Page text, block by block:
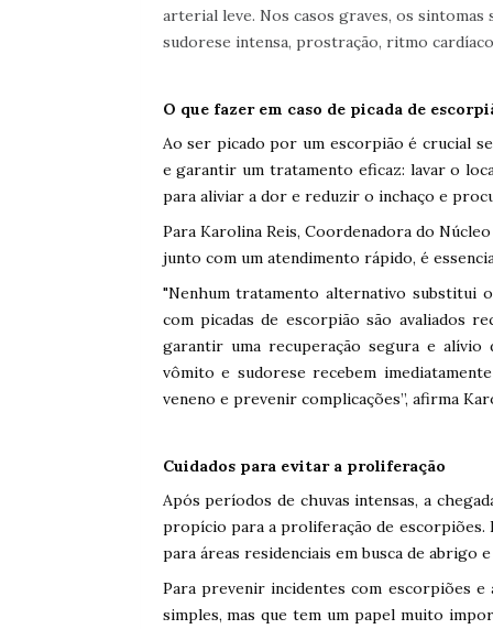
arterial leve. Nos casos graves, os sintomas
sudorese intensa, prostração, ritmo
O que fazer em caso de picada de
Ao ser picado por um escorpião é crucial
e garantir um tratamento eficaz: lavar o
para aliviar a dor e reduzir o inchaço e
Para Karolina Reis, Coordenadora do
junto com um atendimento rápido, é
"Nenhum tratamento alternativo substitui
com picadas de escorpião são avaliados
garantir uma recuperação segura e alívio
vômito e sudorese recebem
veneno e prevenir complicações”, afirma
Cuidados para evitar a proliferação
Após períodos de chuvas intensas, a
propício para a proliferação de escorpiões.
para áreas residenciais em busca de abrigo
Para prevenir incidentes com escorpiões e
simples, mas que tem um papel muito